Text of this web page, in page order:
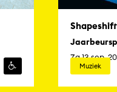
Za 13 sep.
Muziek